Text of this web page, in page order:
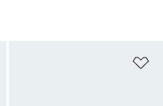
Pridať do zoznamu želaných